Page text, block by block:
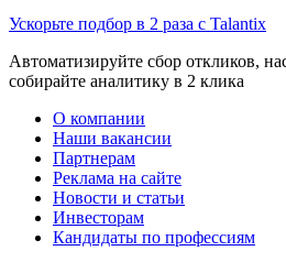
Ускорьте подбор в 2 раза с Talantix
Автоматизируйте сбор откликов,
собирайте аналитику в 2 клика
О компании
Наши вакансии
Партнерам
Реклама на сайте
Новости и статьи
Инвесторам
Кандидаты по профессиям